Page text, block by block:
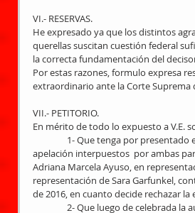
VI.- RESERVAS.
He expresado ya que los distintos
querellas suscitan cuestión federal
la correcta fundamentación del
Por estas razones, formulo expresa
extraordinario ante la Corte Suprema
VII.- PETITORIO.
En mérito de todo lo expuesto a V.E.
apelación interpuestos  por ambas
Adriana Marcela Ayuso, en
representación de Sara Garfunkel,
de 2016, en cuanto decide rechazar